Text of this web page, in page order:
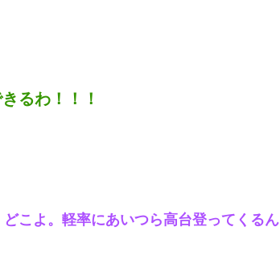
るわ！！！
こよ。軽率にあいつら高台登ってくるん